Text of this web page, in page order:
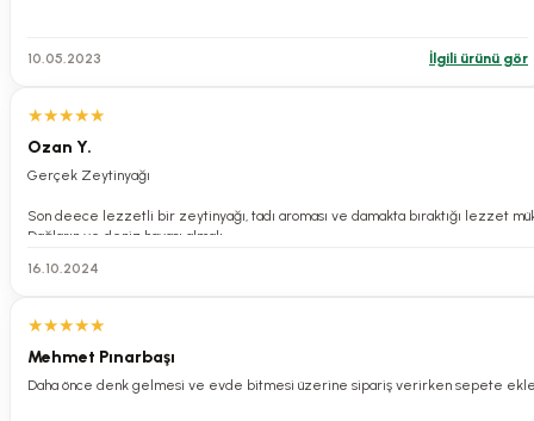
10.05.2023 İlgili ürünü gör
★★★★★
Ozan Y.
Gerçek Zeytinyağı
Son deece lezzetli bir zeytinyağı, tadı aroması ve damakta bıraktığı lezzet
Dağların ve deniz havası almalı
16.10.2024
★★★★★
Mehmet Pınarbaşı
Daha önce denk gelmesi ve evde bitmesi üzerine sipariş verirken sepete